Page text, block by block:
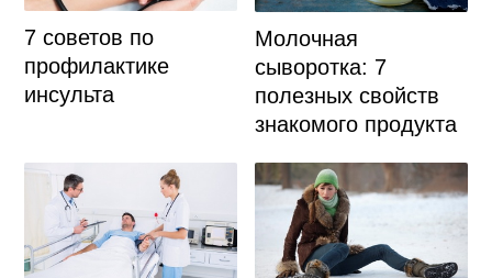
7 советов по
профилактике
инсульта
Молочная
сыворотка: 7
полезных свойств
знакомого продукта